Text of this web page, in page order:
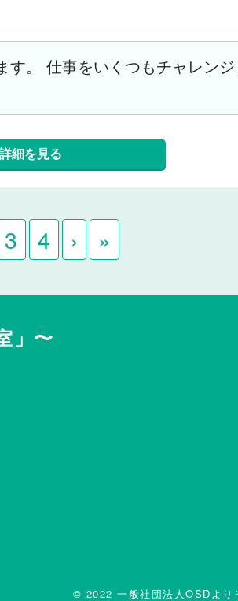
す。 仕事をいくつもチャレン
詳細を見る
3 4 › »
」〜
© 2022 一般社団法人OSDより